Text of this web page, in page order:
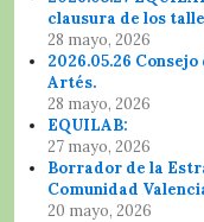
clausura de los
28 mayo, 2026
2026.05.26
Artés.
28 mayo, 2026
EQUILAB:
27 mayo, 2026
Borrador de la
Comunidad
20 mayo, 2026